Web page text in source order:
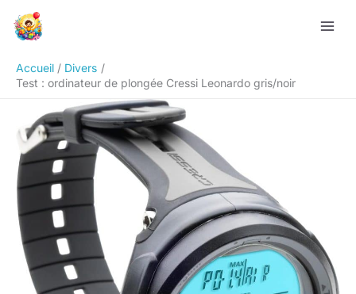
Accueil
Divers
Test : ordinateur de plongée Cressi Leonardo gris/noir
Rechercher